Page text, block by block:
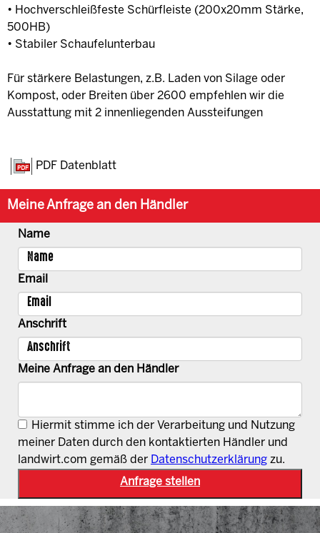
• Hochverschleißfeste Schürfleiste (200x20mm Stärke,
500HB)
• Stabiler Schaufelunterbau
Für stärkere Belastungen, z.B. Laden von Silage oder
Kompost, oder Breiten über 2600 empfehlen wir die
Ausstattung mit 2 innenliegenden Aussteifungen
PDF Datenblatt
Meine Anfrage an den Händler
Name
Email
Anschrift
Meine Anfrage an den Händler
Hiermit stimme ich der Verarbeitung und Nutzung
meiner Daten durch den kontaktierten Händler und
landwirt.com gemäß der Datenschutzerklärung zu.